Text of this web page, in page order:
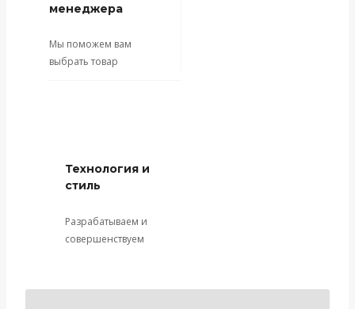
менеджера
Мы поможем вам
выбрать товар
Технология и
стиль
Разрабатываем и
совершенствуем